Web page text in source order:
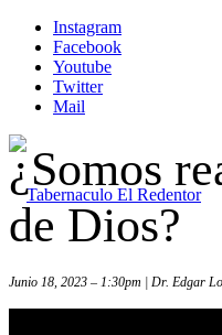
Instagram
Facebook
Youtube
Twitter
Mail
¿Somos
de Dios?
Junio 18, 2023 – 1:30pm | Dr. Edgar